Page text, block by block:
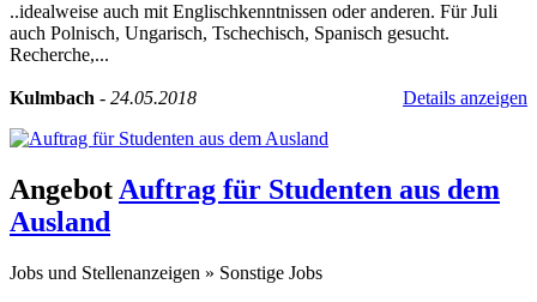
..idealweise auch mit Englischkenntnissen oder anderen. Für Juli
auch Polnisch, Ungarisch, Tschechisch, Spanisch gesucht.
Recherche,...
Kulmbach - 24.05.2018 Details anzeigen
AngebotAuftrag für Studenten aus dem
Ausland
Jobs und Stellenanzeigen » Sonstige Jobs